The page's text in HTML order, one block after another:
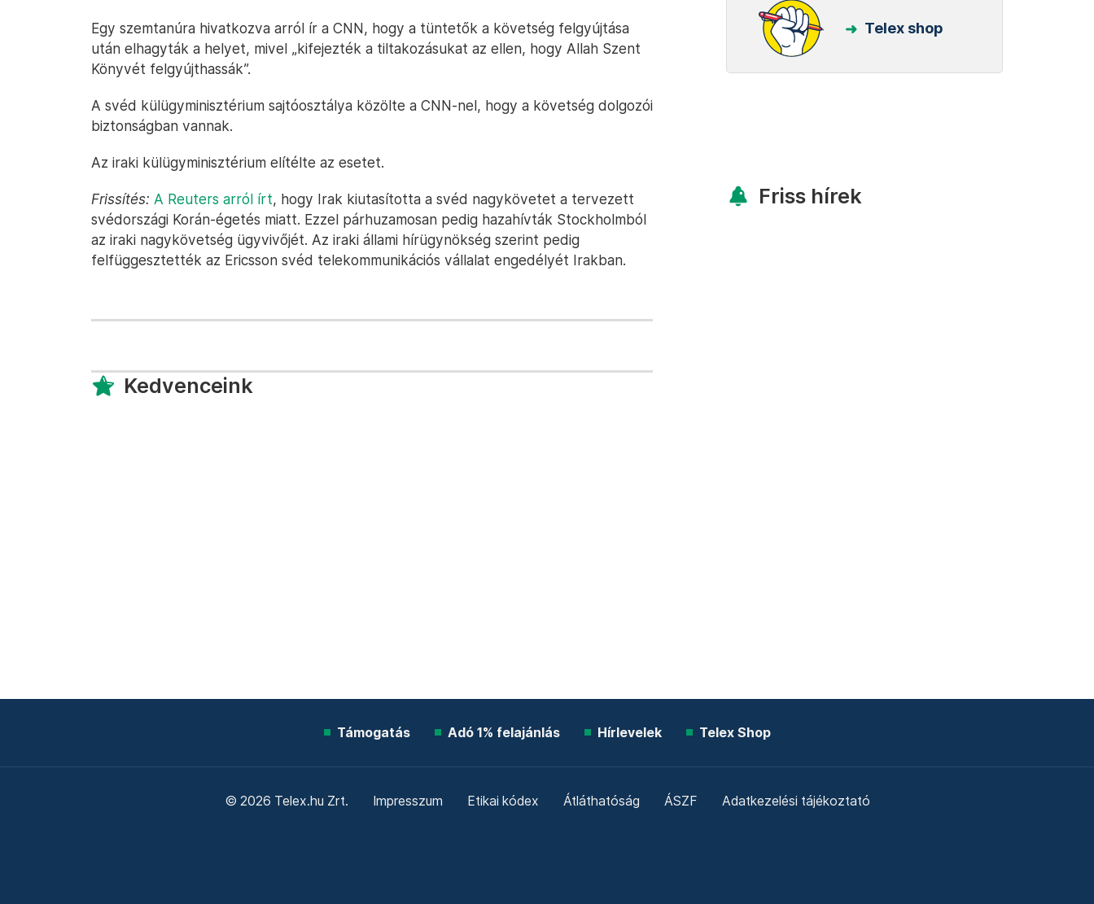
Egy szemtanúra hivatkozva arról ír a CNN, hogy a tüntetők a követség felgyújtása
után elhagyták a helyet, mivel „kifejezték a tiltakozásukat az ellen, hogy Allah Szent
Könyvét felgyújthassák”.
A svéd külügyminisztérium sajtóosztálya közölte a CNN-nel, hogy a követség dolgozói
biztonságban vannak.
Az iraki külügyminisztérium elítélte az esetet.
Frissítés: A Reuters arról írt, hogy Irak kiutasította a svéd nagykövetet a tervezett
svédországi Korán-égetés miatt. Ezzel párhuzamosan pedig hazahívták Stockholmból
az iraki nagykövetség ügyvivőjét. Az iraki állami hírügynökség szerint pedig
felfüggesztették az Ericsson svéd telekommunikációs vállalat engedélyét Irakban.
Kedvenceink
Telex shop
Friss hírek
Támogatás Adó 1% felajánlás Hírlevelek Telex Shop
© 2026 Telex.hu Zrt. Impresszum Etikai kódex Átláthatóság ÁSZF Adatkezelési tájékoztató